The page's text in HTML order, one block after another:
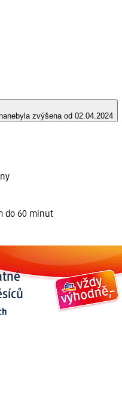
nebyla zvýšena od 02.04.2024
do 60 minut